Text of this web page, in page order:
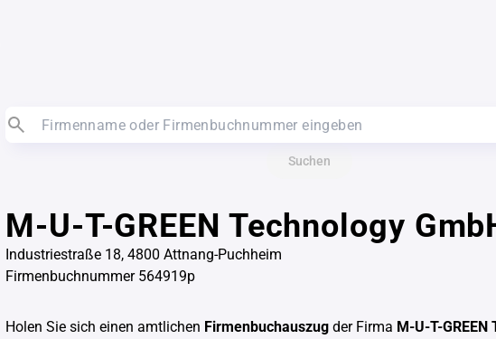
Suchen
M-U-T-GREEN Technology
Industriestraße 18, 4800 Attnang-Puchheim
Firmenbuchnummer 564919p
Holen Sie sich einen amtlichen Firmenbuchauszug der Firma M-U-T-GREEN